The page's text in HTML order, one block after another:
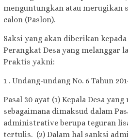
menguntungkan atau merugikan
calon (Paslon).
Saksi yang akan diberikan kepada
Perangkat Desa yang melanggar
Praktis yakni:
1 . Undang-undang No. 6 Tahun
Pasal 30 ayat (1) Kepala Desa
sebagaimana dimaksud dalam
administrative berupa teguran
tertulis. (2) Dalam hal sanksi